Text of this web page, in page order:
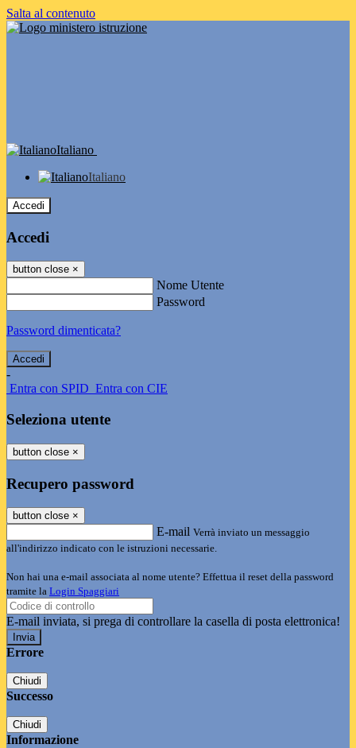
Salta al contenuto
Italiano
Italiano
Accedi
Accedi
button close ×
Nome Utente
Password
Password dimenticata?
-
Entra con SPID Entra con CIE
Seleziona utente
button close ×
Recupero password
button close ×
E-mail Verrà inviato un messaggio
all'indirizzo indicato con le istruzioni necessarie.
Non hai una e-mail associata al nome utente? Effettua il reset della password
tramite la Login Spaggiari
E-mail inviata, si prega di controllare la casella di posta elettronica!
Errore
Chiudi
Successo
Chiudi
Informazione